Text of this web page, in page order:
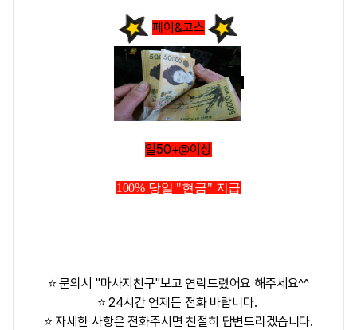
페이&코스
일50+@이상
100% 당일 "현금" 지급
⭐ 문의시 "마사지친구"보고 연락드렸어요 해주세요^^
⭐ 24시간 언제든 전화 바랍니다.
⭐ 자세한 사항은 전화주시면 친절히 답변드리겠습니다.